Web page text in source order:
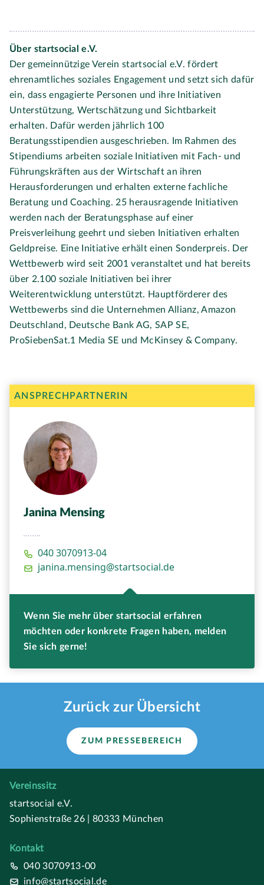
Über startsocial e.V.
Der gemeinnützige Verein startsocial e.V. fördert
ehrenamtliches soziales Engagement und setzt sich dafür
ein, dass engagierte Personen und ihre Initiativen
Unterstützung, Wertschätzung und Sichtbarkeit
erhalten. Dafür werden jährlich 100
Beratungsstipendien ausgeschrieben. Im Rahmen des
Stipendiums arbeiten soziale Initiativen mit Fach- und
Führungskräften aus der Wirtschaft an ihren
Herausforderungen und erhalten externe fachliche
Beratung und Coaching. 25 herausragende Initiativen
werden nach der Beratungsphase auf einer
Preisverleihung geehrt und sieben Initiativen erhalten
Geldpreise. Eine Initiative erhält einen Sonderpreis. Der
Wettbewerb wird seit 2001 veranstaltet und hat bereits
über 2.100 soziale Initiativen bei ihrer
Weiterentwicklung unterstützt. Hauptförderer des
Wettbewerbs sind die Unternehmen Allianz, Amazon
Deutschland, Deutsche Bank AG, SAP SE,
ProSiebenSat.1 Media SE und McKinsey & Company.
ANSPRECHPARTNERIN
Janina Mensing
040 3070913-04
janina.mensing@startsocial.de
Wenn Sie mehr über startsocial erfahren
möchten oder konkrete Fragen haben, melden
Sie sich gerne!
Zurück zur Übersicht
ZUM PRESSEBEREICH
Vereinssitz
startsocial e.V.
Sophienstraße 26 | 80333 München
Kontakt
040 3070913-00
info@startsocial.de